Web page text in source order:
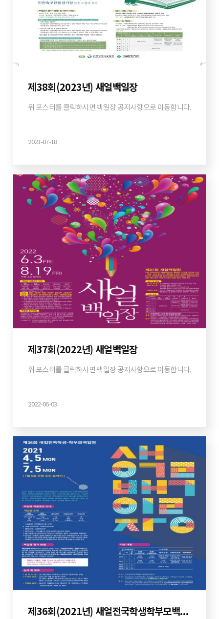
제38회(2023년) 새얼백일장
위 포스터를 클릭하시면 백일장 공지사항으로 이동합니다.
2023-07-18
제37회(2022년) 새얼백일장
위 포스터를 클릭하시면 백일장 공지사항으로 이동합니다.
2022-06-03
제36회(2021년) 새얼전국학생학부모백일장